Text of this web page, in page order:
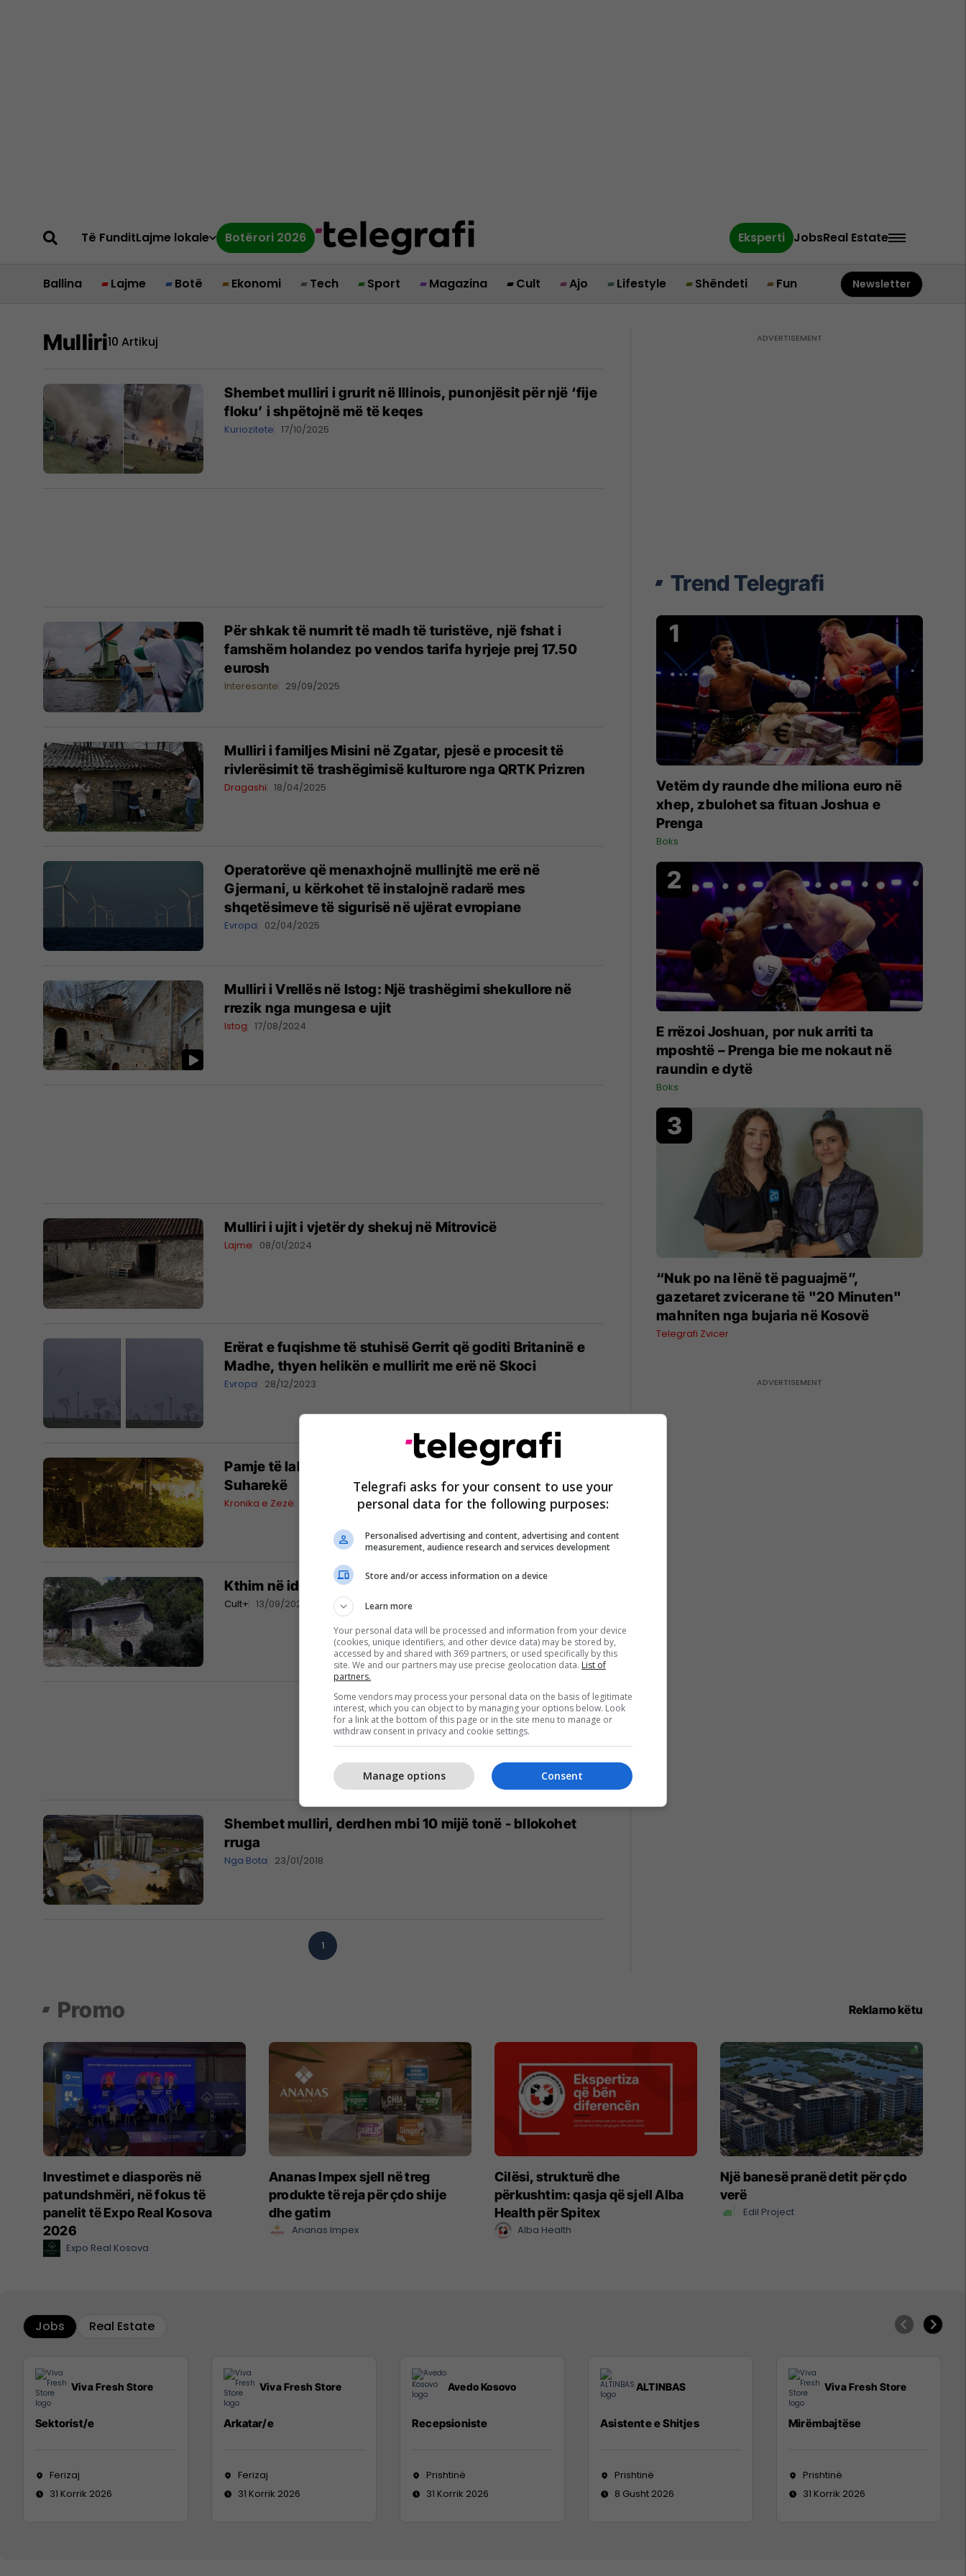
Të FunditLajme lokale Botërori 2026 Eksperti JobsReal Estate
Ballina Lajme Botë Ekonomi Tech Sport Magazina Cult Ajo Lifestyle Shëndeti Fun Newsletter
Mulliri10 Artikuj
Shembet mulliri i grurit në Illinois, punonjësit për një ‘fije
floku’ i shpëtojnë më të keqes
Kuriozitete 17/10/2025
Për shkak të numrit të madh të turistëve, një fshat i
famshëm holandez po vendos tarifa hyrjeje prej 17.50
eurosh
Interesante 29/09/2025
Mulliri i familjes Misini në Zgatar, pjesë e procesit të
rivlerësimit të trashëgimisë kulturore nga QRTK Prizren
Dragashi 18/04/2025
Operatorëve që menaxhojnë mullinjtë me erë në
Gjermani, u kërkohet të instalojnë radarë mes
shqetësimeve të sigurisë në ujërat evropiane
Evropa 02/04/2025
Mulliri i Vrellës në Istog: Një trashëgimi shekullore në
rrezik nga mungesa e ujit
Istog 17/08/2024
​Mulliri i ujit i vjetër dy shekuj në Mitrovicë
Lajme 08/01/2024
Erërat e fuqishme të stuhisë Gerrit që goditi Britaninë e
Madhe, thyen helikën e mullirit me erë në Skoci
Evropa 28/12/2023
Pamje të laboratorit të drogës në mullirin e Shirokës në
Suharekë
Kronika e Zezë
Kthim në identitet për Mullirin e Bajram Currit
Cult+ 13/09/2020
Shembet mulliri, derdhen mbi 10 mijë tonë - bllokohet
rruga
Nga Bota 23/01/2018
1
Trend Telegrafi
Vetëm dy raunde dhe miliona euro në
xhep, zbulohet sa fituan Joshua e
Prenga
Boks
E rrëzoi Joshuan, por nuk arriti ta
mposhtë – Prenga bie me nokaut në
raundin e dytë
Boks
“Nuk po na lënë të paguajmë”,
gazetaret zvicerane të "20 Minuten"
mahniten nga bujaria në Kosovë
Telegrafi Zvicer
Promo Reklamo këtu
Investimet e diasporës në
patundshmëri, në fokus të
panelit të Expo Real Kosova
2026
Expo Real Kosova
Ananas Impex sjell në treg
produkte të reja për çdo shije
dhe gatim
Ananas Impex
Cilësi, strukturë dhe
përkushtim: qasja që sjell Alba
Health për Spitex
Alba Health
Një banesë pranë detit për çdo
verë
Edil Project
Jobs Real Estate
Viva Fresh Store
Sektorist/e
Ferizaj
31 Korrik 2026
Viva Fresh Store
Arkatar/e
Ferizaj
31 Korrik 2026
Avedo Kosovo
Recepsioniste
Prishtinë
31 Korrik 2026
ALTINBAS
Asistente e Shitjes
Prishtinë
8 Gusht 2026
Viva Fresh Store
Mirëmbajtëse
Prishtinë
31 Korrik 2026
Telegrafi asks for your consent to use your
personal data for the following purposes:
Personalised advertising and content, advertising and content
measurement, audience research and services development
Store and/or access information on a device
Learn more
Your personal data will be processed and information from your device
(cookies, unique identifiers, and other device data) may be stored by,
accessed by and shared with 369 partners, or used specifically by this
site. We and our partners may use precise geolocation data. List of
partners.
Some vendors may process your personal data on the basis of legitimate
interest, which you can object to by managing your options below. Look
for a link at the bottom of this page or in the site menu to manage or
withdraw consent in privacy and cookie settings.
Consent
Manage options